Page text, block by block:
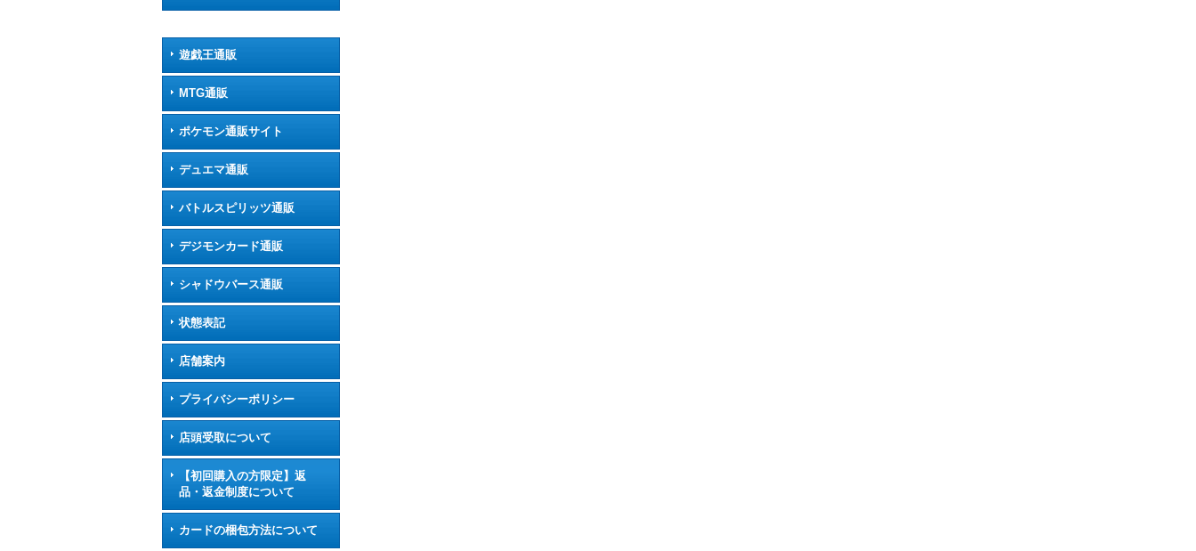
遊戯王通販
MTG通販
ポケモン通販サイト
デュエマ通販
バトルスピリッツ通販
デジモンカード通販
シャドウバース通販
状態表記
店舗案内
プライバシーポリシー
店頭受取について
【初回購入の方限定】返
品・返金制度について
カードの梱包方法について